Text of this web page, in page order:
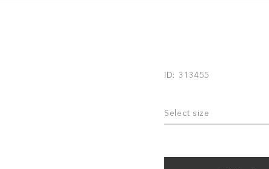
ID: 313455
Select size